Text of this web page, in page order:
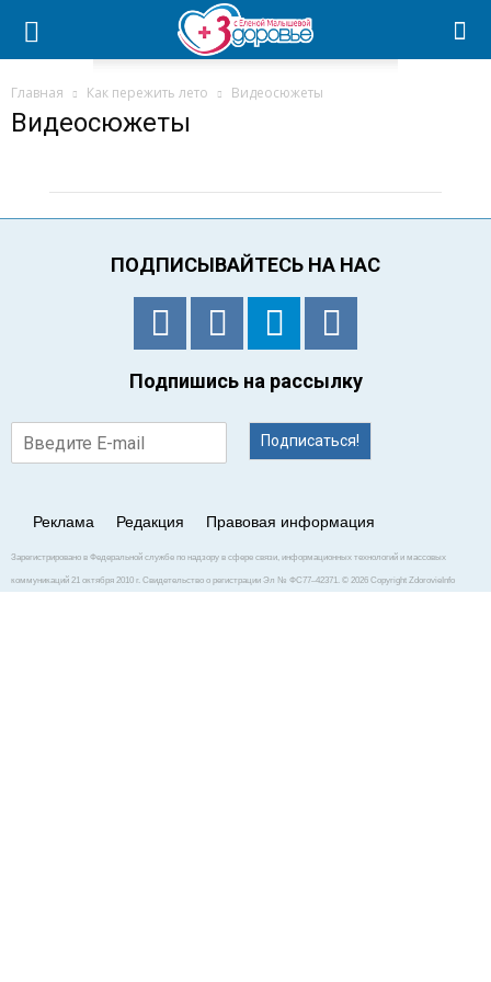
Главная Как пережить лето Видеосюжеты
Видеосюжеты
ПОДПИСЫВАЙТЕСЬ НА НАС
Подпишись на рассылку
Подписаться!
Реклама Редакция Правовая информация
Зарегистрировано в Федеральной службе по надзору в сфере связи, информационных технологий и массовых
коммуникаций 21 октября 2010 г. Свидетельство о регистрации Эл № ФС77–42371. © 2026 Copyright ZdorovieInfo